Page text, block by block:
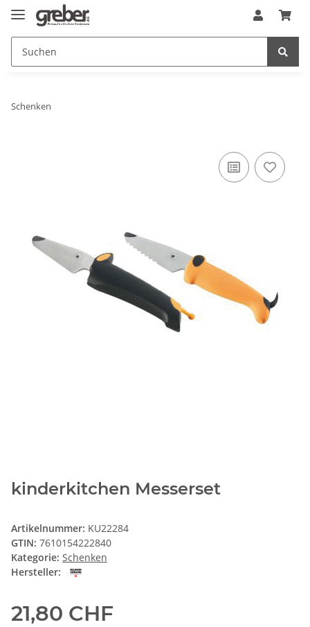
Schenken
kinderkitchen Messerset
Artikelnummer: KU22284
GTIN: 7610154222840
Kategorie: Schenken
Hersteller:
21,80 CHF